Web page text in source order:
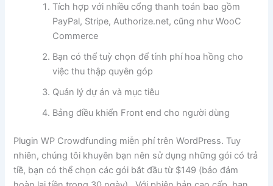
Tích hợp với nhiều cổng thanh toán bao gồm
PayPal, Stripe, Authorize.net, cũng như WooC
Commerce
Bạn có thể tuỳ chọn để tính phí hoa hồng cho
việc thu thập quyên góp
Quản lý dự án và mục tiêu
Bảng điều khiển Front end cho người dùng
Plugin WP Crowdfunding miễn phí trên WordPress. Tuy
nhiên, chúng tôi khuyên bạn nên sử dụng những gói có trả
tiề, bạn có thể chọn các gói bắt đầu từ $149 (bảo đảm